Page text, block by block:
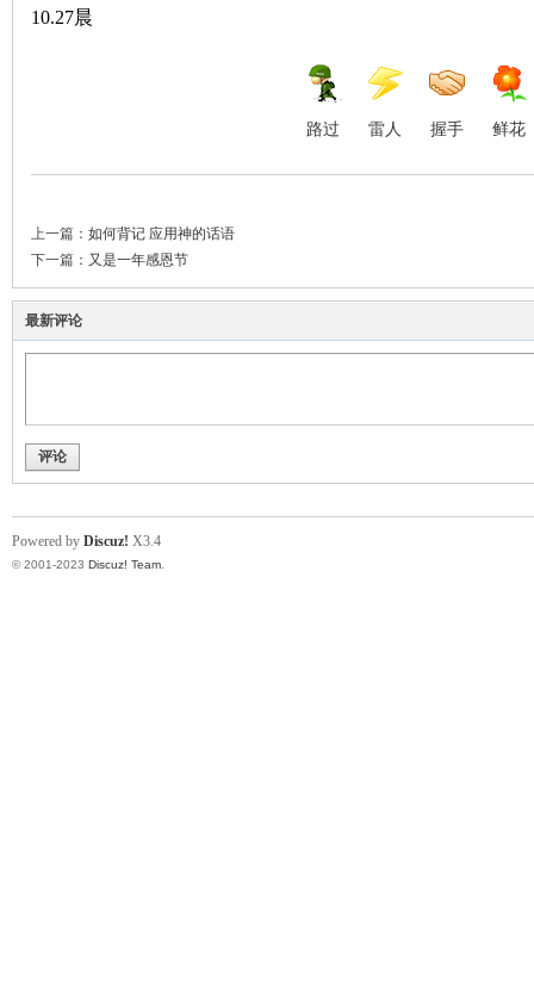
10.27晨
路过 雷人 握手 鲜花
上一篇： 如何背记 应用神的话语
下一篇： 又是一年感恩节
最新评论
评论
Powered by Discuz! X3.4
© 2001-2023 Discuz! Team